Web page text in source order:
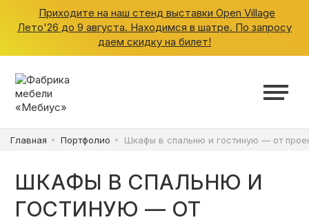
Приходите на наш стенд выставки Open Village
Лето'26 до 9 августа. Находимся в шатре. По запросу
даем скидку на билет!
Главная Портфолио Шкафы в спальню и гостиную — от
ШКАФЫ В СПАЛЬНЮ И
ГОСТИНУЮ — ОТ
ШКАФЫ
КУХНИ
ГАРДЕРОБНЫЕ
ДЕТСКИЕ